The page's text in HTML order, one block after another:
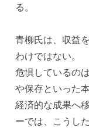
る。
青柳氏は、収益
わけではない。
危惧しているの
や保存といった
経済的な成果へ
ーでは、こうし